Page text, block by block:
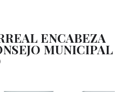
ENCABEZA
MUNICIPAL